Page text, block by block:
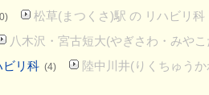
松草(まつくさ)駅 の リハビリ科
八木沢・宮古短大(やぎさわ・みや
ビリ科 (4) 陸中川井(りくちゅう